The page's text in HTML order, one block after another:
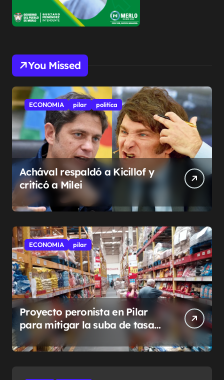
You Missed
ECONOMIA pilar politíca
Achával respaldó a Kicillof y
criticó a Milei
ECONOMIA pilar
Proyecto peronista en Pilar
para mitigar la suba de tasas
municipales